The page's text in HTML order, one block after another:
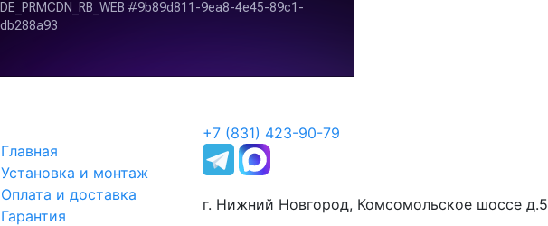
Главная
Установка и монтаж
Оплата и доставка
Гарантия
+7 (831) 423-90-79
г. Нижний Новгород, Комсомольское шоссе д.5